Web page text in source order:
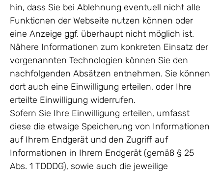
hin, dass Sie bei Ablehnung eventuell nicht alle
Funktionen der Webseite nutzen können oder
eine Anzeige ggf. überhaupt nicht möglich ist.
Nähere Informationen zum konkreten Einsatz der
vorgenannten Technologien können Sie den
nachfolgenden Absätzen entnehmen. Sie können
dort auch eine Einwilligung erteilen, oder Ihre
erteilte Einwilligung widerrufen.
Sofern Sie Ihre Einwilligung erteilen, umfasst
diese die etwaige Speicherung von Informationen
auf Ihrem Endgerät und den Zugriff auf
Informationen in Ihrem Endgerät (gemäß § 25
Abs. 1 TDDDG), sowie auch die jeweilige